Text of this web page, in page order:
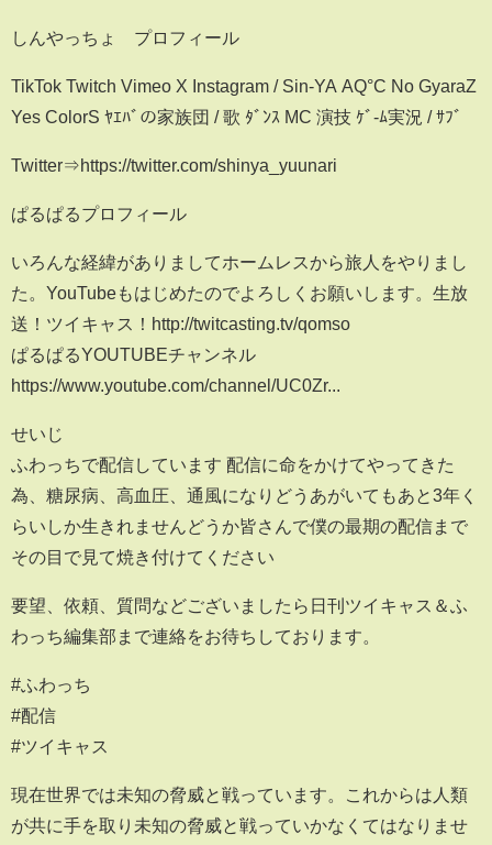
しんやっちょ プロフィール
TikTok Twitch Vimeo X Instagram / Sin-YA AQ°C No GyaraZ
Yes ColorS ﾔｴﾊﾞの家族団 / 歌 ﾀﾞﾝｽ MC 演技 ｹﾞ-ﾑ実況 / ｻﾌﾞ
Twitter⇒https://twitter.com/shinya_yuunari
ぱるぱるプロフィール
いろんな経緯がありましてホームレスから旅人をやりまし
た。YouTubeもはじめたのでよろしくお願いします。生放
送！ツイキャス！http://twitcasting.tv/qomso
ぱるぱるYOUTUBEチャンネル
https://www.youtube.com/channel/UC0Zr...
せいじ
ふわっちで配信しています 配信に命をかけてやってきた
為、糖尿病、高血圧、通風になりどうあがいてもあと3年く
らいしか生きれませんどうか皆さんで僕の最期の配信まで
その目で見て焼き付けてください
要望、依頼、質問などございましたら日刊ツイキャス＆ふ
わっち編集部まで連絡をお待ちしております。
#ふわっち
#配信
#ツイキャス
現在世界では未知の脅威と戦っています。これからは人類
が共に手を取り未知の脅威と戦っていかなくてはなりませ